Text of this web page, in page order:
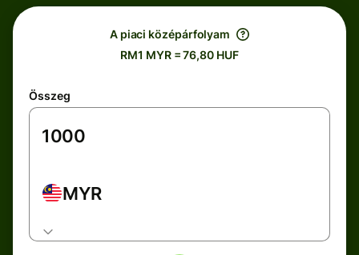
A piaci középárfolyam
RM1 MYR = 76,80 HUF
Összeg
MYR